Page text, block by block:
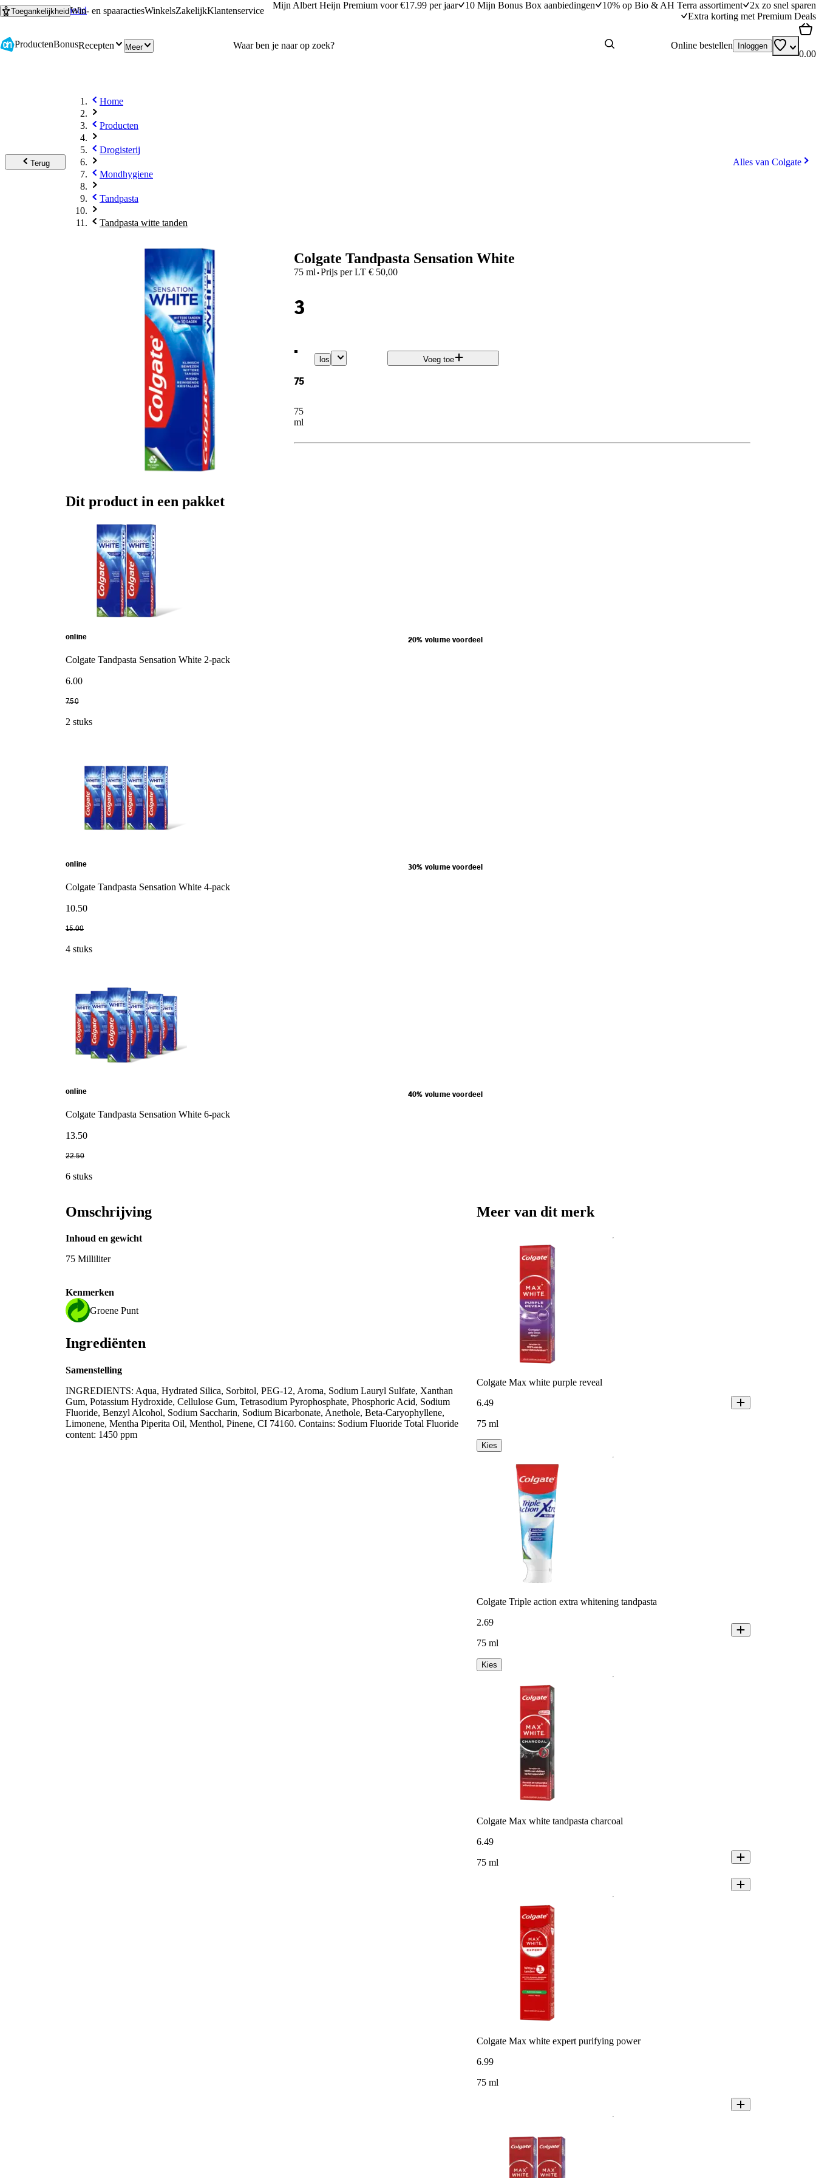
Ga naar hoofdinhoud
Ga naar zoeken
ToegankelijkheidWin- en spaaractiesWinkelsZakelijkKlantenservice
Mijn Albert Heijn Premium voor €17.99 per jaar 10 Mijn Bonus Box aanbiedingen 10% op Bio & AH Terra assortiment
2x zo snel sparen
Extra korting met Premium Deals
ProductenBonusRecepten Meer Online bestellen Inloggen
0.00
Terug
Home
Producten
Drogisterij
Mondhygiene
Tandpasta
Tandpasta witte tanden
Alles van Colgate
Colgate Tandpasta Sensation White
75 ml·Prijs per LT€ 50,00
3
.
75
75
ml
los Voeg toe
Dit product in een pakket
online 20% volume voordeel
Colgate Tandpasta Sensation White 2-pack
6.00
7.50
2 stuks
online 30% volume voordeel
Colgate Tandpasta Sensation White 4-pack
10.50
15.00
4 stuks
online 40% volume voordeel
Colgate Tandpasta Sensation White 6-pack
13.50
22.50
6 stuks
Omschrijving
Inhoud en gewicht
75 Milliliter
Kenmerken
Groene Punt
Ingrediënten
Samenstelling
INGREDIENTS: Aqua, Hydrated Silica, Sorbitol, PEG-12, Aroma, Sodium Lauryl Sulfate, Xanthan
Gum, Potassium Hydroxide, Cellulose Gum, Tetrasodium Pyrophosphate, Phosphoric Acid, Sodium
Fluoride, Benzyl Alcohol, Sodium Saccharin, Sodium Bicarbonate, Anethole, Beta-Caryophyllene,
Limonene, Mentha Piperita Oil, Menthol, Pinene, CI 74160. Contains: Sodium Fluoride Total Fluoride
content: 1450 ppm
Meer van dit merk
Colgate Max white purple reveal
6.49
75 ml
Kies
Colgate Triple action extra whitening tandpasta
2.69
75 ml
Kies
Colgate Max white tandpasta charcoal
6.49
75 ml
Colgate Max white expert purifying power
6.99
75 ml